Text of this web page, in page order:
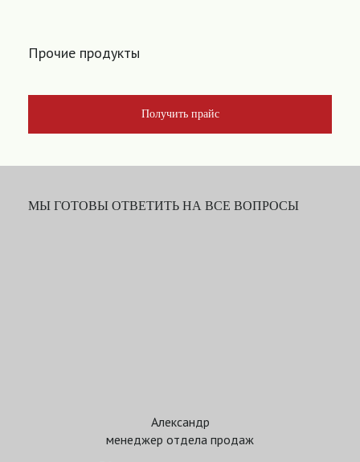
Прочие продукты
Получить прайс
МЫ ГОТОВЫ ОТВЕТИТЬ НА ВСЕ ВОПРОСЫ
Александр
менеджер отдела продаж